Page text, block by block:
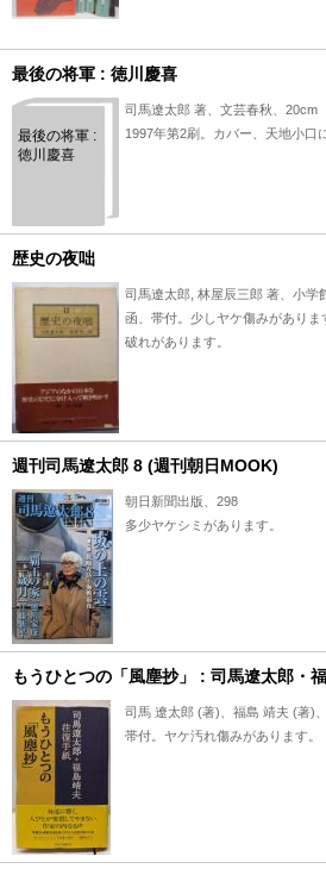
最後の将軍 : 徳川慶喜
最後の将軍 :
徳川慶喜
司馬遼太郎 著、文芸春秋、20cm
1997年第2刷。カバー、天地小口
歴史の夜咄
司馬遼太郎, 林屋辰三郎 著、小学
函、帯付。少しヤケ傷みがあり
破れがあります。
週刊司馬遼太郎 8 (週刊朝日MOOK)
朝日新聞出版、298
多少ヤケシミがあります。
もうひとつの「風塵抄」 : 司馬遼太郎・
司馬 遼太郎 (著)、福島 靖夫 (著)
帯付。ヤケ汚れ傷みがあります。